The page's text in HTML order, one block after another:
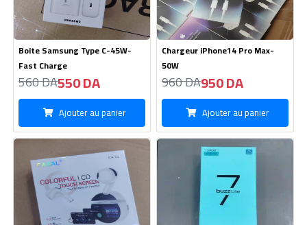
1000 DA2500 DA
Ajouter au panier
14200 DA13900 DA
Ajouter au panier
Chargeur OPPO Type Micro 2A
260 DA 190 DA 660 DA 650 DA